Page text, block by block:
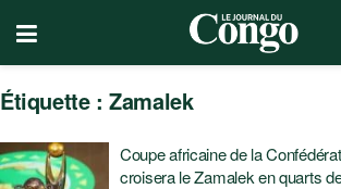
Étiquette :Zamalek
Coupe africaine de la
croisera le Zamalek en quarts